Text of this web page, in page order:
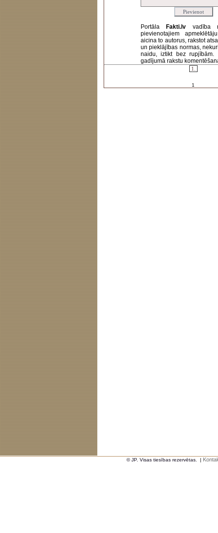
Portāla Fakti.lv vadība
pievienotajiem
aicina to autorus, rakstot
un pieklājības normas,
naidu, iztikt bez rupjībām.
gadījumā rakstu
1.
1
© JP. Visas tiesības rezervētas. |